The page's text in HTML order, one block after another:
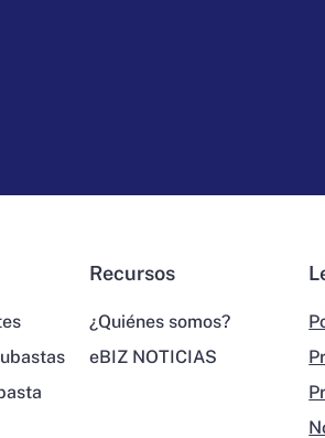
Recursos
¿Quiénes somos?
eBIZ NOTICIAS